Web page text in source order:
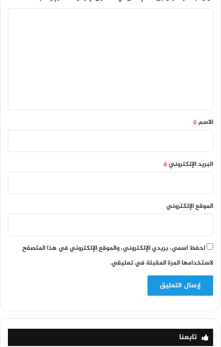
*
الاسم*
البريد الإلكتروني*
الموقع الإلكتروني
احفظ اسمي، بريدي الإلكتروني، والموقع الإلكتروني في هذا المتصفح
لاستخدامها المرة المقبلة في تعليقي.
تابعنا